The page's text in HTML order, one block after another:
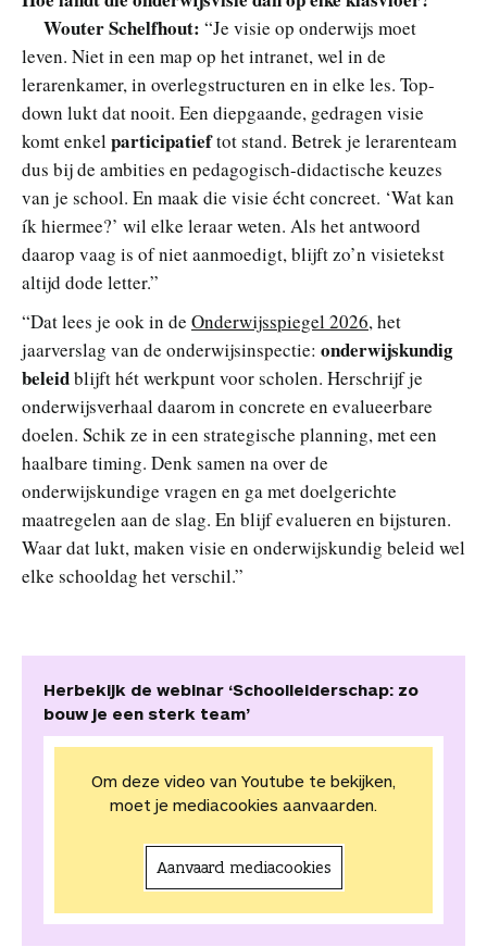
Wouter Schelfhout: “Je visie op onderwijs moet
leven. Niet in een map op het intranet, wel in de
lerarenkamer, in overlegstructuren en in elke les. Top-
down lukt dat nooit. Een diepgaande, gedragen visie
komt enkel participatieftot stand. Betrek je lerarenteam
dus bij de ambities en pedagogisch-didactische keuzes
van je school. En maak die visie écht concreet. ‘Wat kan
ík hiermee?’ wil elke leraar weten. Als het antwoord
daarop vaag is of niet aanmoedigt, blijft zo’n visietekst
altijd dode letter.”
“Dat lees je ook in de Onderwijsspiegel 2026, het
jaarverslag van de onderwijsinspectie: onderwijskundig
beleidblijft hét werkpunt voor scholen. Herschrijf je
onderwijsverhaal daarom in concrete en evalueerbare
doelen. Schik ze in een strategische planning, met een
haalbare timing. Denk samen na over de
onderwijskundige vragen en ga met doelgerichte
maatregelen aan de slag. En blijf evalueren en bijsturen.
Waar dat lukt, maken visie en onderwijskundig beleid wel
elke schooldag het verschil.”
Herbekijk de webinar ‘Schoolleiderschap: zo
bouw je een sterk team’
Om deze video van Youtube te bekijken,
moet je mediacookies aanvaarden.
Aanvaard mediacookies